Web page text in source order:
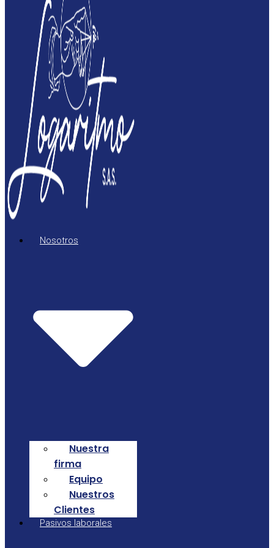
Nosotros
Nuestra
firma
Equipo
Nuestros
Clientes
Pasivos laborales